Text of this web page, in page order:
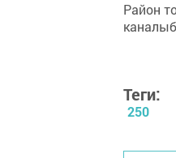
Район
Теги:
250